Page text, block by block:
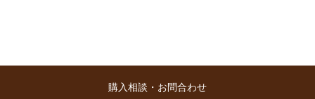
購入相談・お問合わせ